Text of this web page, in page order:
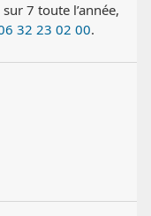
7 toute l’année,
32 23 02 00.